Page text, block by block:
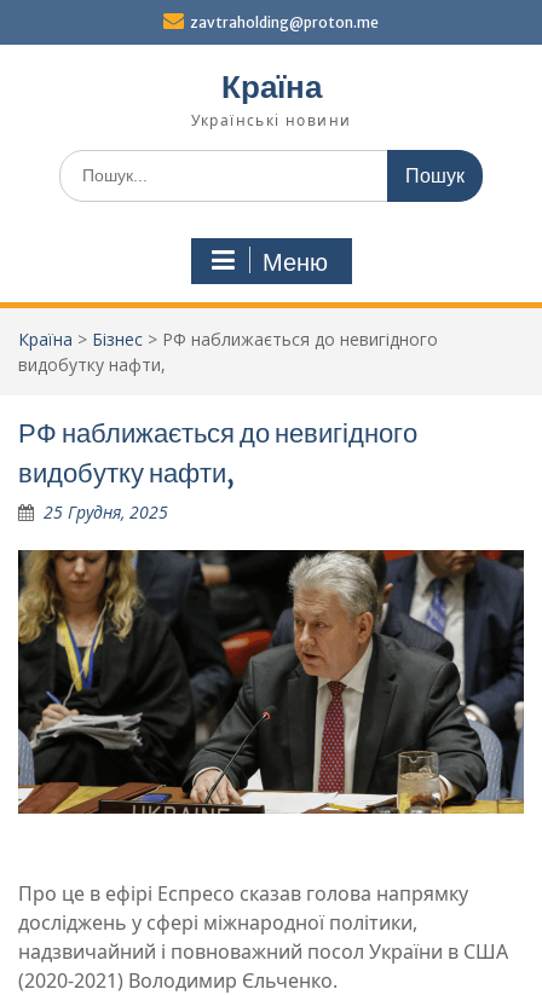
zavtraholding@proton.me
Країна
Українські новини
Шукати:
Меню
Країна > Бізнес > РФ наближається до невигідного
видобутку нафти,
РФ наближається до невигідного
видобутку нафти,
25 Грудня, 2025
Про це в ефірі Еспресо сказав голова напрямку
досліджень у сфері міжнародної політики,
надзвичайний і повноважний посол України в США
(2020-2021) Володимир Єльченко.